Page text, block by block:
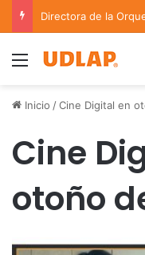
Menu
Inicio /Cine Digital en
Cine
otoño